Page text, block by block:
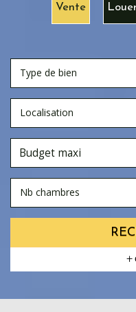
Vente
Type de bien
Localisation
Nb chambres
+